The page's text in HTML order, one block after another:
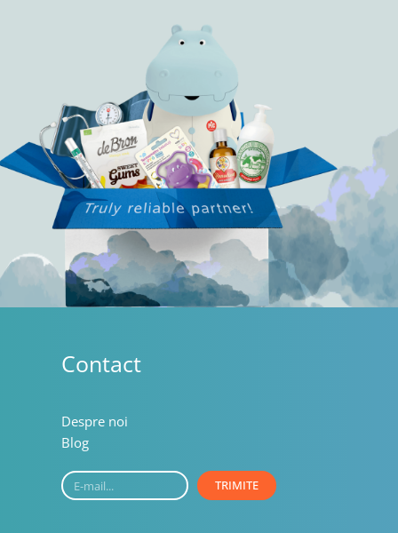
Contact
Despre noi
Blog
E-
mail...
TRIMITE